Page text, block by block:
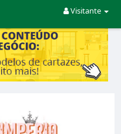
Visitante